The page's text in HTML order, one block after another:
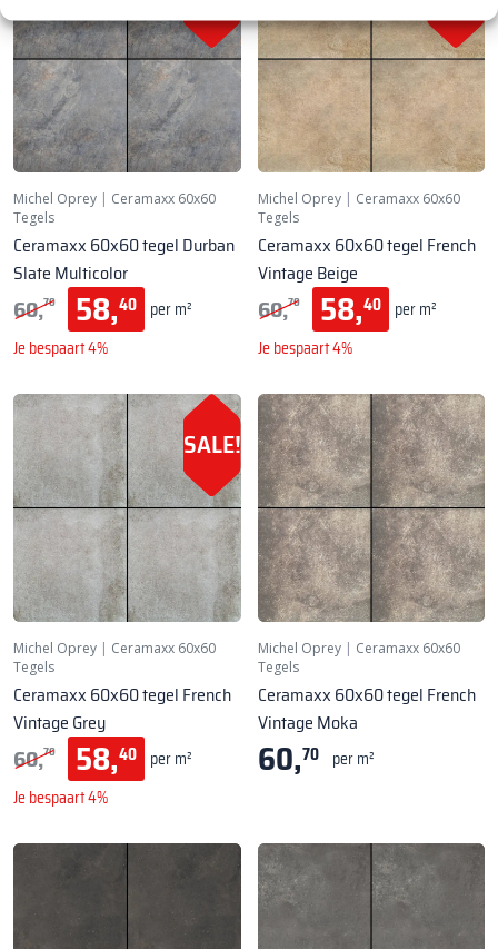
Michel Oprey | Ceramaxx 60x60
Tegels
Ceramaxx 60x60 tegel Durban
Slate Multicolor
60,70 58,40 per m²
Je bespaart 4%
Michel Oprey| Ceramaxx 60x60
Tegels
Ceramaxx 60x60 tegel French
Vintage Beige
60,70 58,40
per m²
Je bespaart 4%
SALE!
Michel Oprey | Ceramaxx 60x60
Tegels
Ceramaxx 60x60 tegel French
Vintage Grey
60,70 58,40 per m²
Je bespaart 4%
Michel Oprey| Ceramaxx 60x60
Tegels
Ceramaxx 60x60 tegel French
Vintage Moka
60,70 per m²